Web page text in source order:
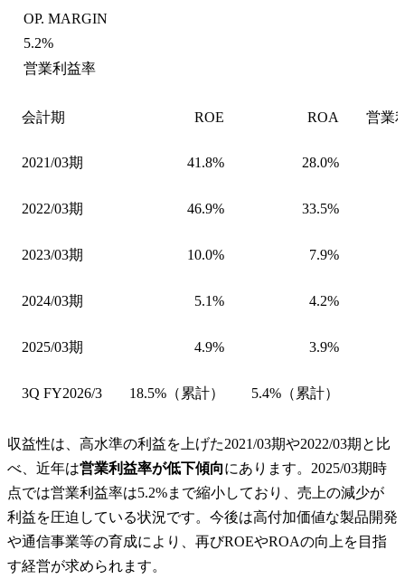
OP. MARGIN
5.2%
営業利益率
会計期 ROE ROA 営業
2021/03期 41.8% 28.0%
2022/03期 46.9% 33.5%
2023/03期 10.0% 7.9%
2024/03期 5.1% 4.2%
2025/03期 4.9% 3.9%
3Q FY2026/3 18.5%（累計） 5.4%（累計）
収益性は、高水準の利益を上げた2021/03期や2022/03期と比
べ、近年は営業利益率が低下傾向にあります。2025/03期時
点では営業利益率は5.2%まで縮小しており、売上の減少が
利益を圧迫している状況です。今後は高付加価値な製品開発
や通信事業等の育成により、再びROEやROAの向上を目指
す経営が求められます。